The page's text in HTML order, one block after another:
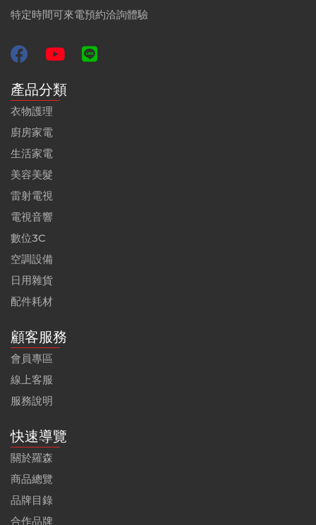
特定時間可來電預約洽詢體驗
產品分類
衣物護理
廚房家電
生活家電
美容美髮
雷射電視
電視音響
數位3C
空調設備
日用雜貨
配件耗材
顧客服務
會員專區
線上客服
服務說明
快速導覽
關於羅森
商品總覽
品牌目錄
合作品牌